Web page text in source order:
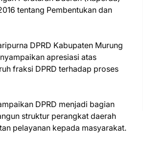
tentang Pembentukan dan
DPRD Kabupaten Murung
apresiasi atas
fraksi DPRD terhadap proses
DPRD menjadi bagian
struktur perangkat daerah
pelayanan kepada masyarakat.